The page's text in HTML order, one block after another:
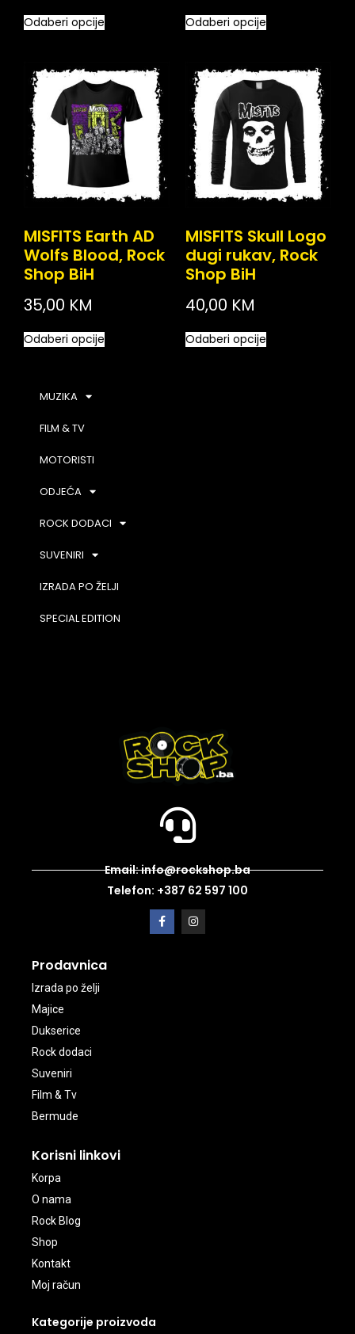
Odaberi opcije Odaberi opcije
MISFITS Earth AD
Wolfs Blood, Rock
Shop BiH
35,00 KM
Odaberi opcije
MISFITS Skull Logo
dugi rukav, Rock
Shop BiH
40,00 KM
Odaberi opcije
MUZIKA
FILM & TV
MOTORISTI
ODJEĆA
ROCK DODACI
SUVENIRI
IZRADA PO ŽELJI
SPECIAL EDITION
Email: info@rockshop.ba
Telefon: +387 62 597 100
Prodavnica
Izrada po želji
Majice
Dukserice
Rock dodaci
Suveniri
Film & Tv
Bermude
Korisni linkovi
Korpa
O nama
Rock Blog
Shop
Kontakt
Moj račun
Kategorije proizvoda